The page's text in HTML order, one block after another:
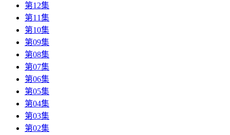
第12集
第11集
第10集
第09集
第08集
第07集
第06集
第05集
第04集
第03集
第02集